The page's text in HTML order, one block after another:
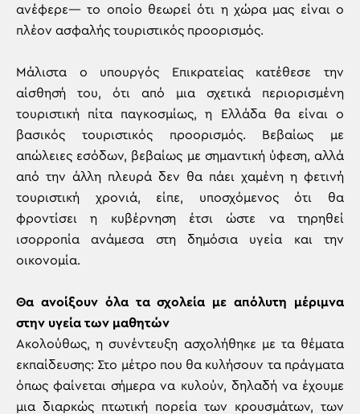
ανέφερε— το οποίο θεωρεί ότι η χώρα μας είναι ο
πλέον ασφαλής τουριστικός προορισμός.
Μάλιστα ο υπουργός Επικρατείας κατέθεσε την
αίσθησή του, ότι από μια σχετικά περιορισμένη
τουριστική πίτα παγκοσμίως, η Ελλάδα θα είναι ο
βασικός τουριστικός προορισμός. Βεβαίως με
απώλειες εσόδων, βεβαίως με σημαντική ύφεση, αλλά
από την άλλη πλευρά δεν θα πάει χαμένη η φετινή
τουριστική χρονιά, είπε, υποσχόμενος ότι θα
φροντίσει η κυβέρνηση έτσι ώστε να τηρηθεί
ισορροπία ανάμεσα στη δημόσια υγεία και την
οικονομία.
Θα ανοίξουν όλα τα σχολεία με απόλυτη μέριμνα
στην υγεία των μαθητών
Ακολούθως, η συνέντευξη ασχολήθηκε με τα θέματα
εκπαίδευσης: Στο μέτρο που θα κυλήσουν τα πράγματα
όπως φαίνεται σήμερα να κυλούν, δηλαδή να έχουμε
μια διαρκώς πτωτική πορεία των κρουσμάτων, των